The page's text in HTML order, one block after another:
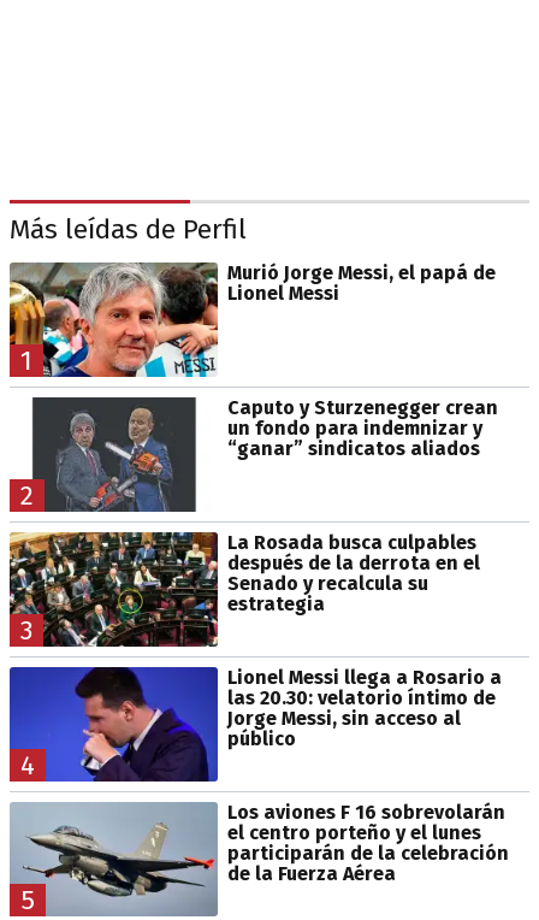
Más leídas de Perfil
1
Murió Jorge Messi, el papá de
Lionel Messi
2
Caputo y Sturzenegger crean
un fondo para indemnizar y
“ganar” sindicatos aliados
3
La Rosada busca culpables
después de la derrota en el
Senado y recalcula su
estrategia
4
Lionel Messi llega a Rosario a
las 20.30: velatorio íntimo de
Jorge Messi, sin acceso al
público
5
Los aviones F 16 sobrevolarán
el centro porteño y el lunes
participarán de la celebración
de la Fuerza Aérea